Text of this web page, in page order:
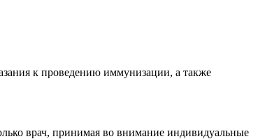
к проведению иммунизации, а также
врач, принимая во внимание индивидуальные